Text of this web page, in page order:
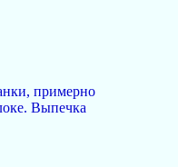
примерно
Выпечка